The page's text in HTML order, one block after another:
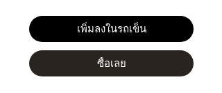
เพิ่มลงในรถเข็น
ซื้อเลย